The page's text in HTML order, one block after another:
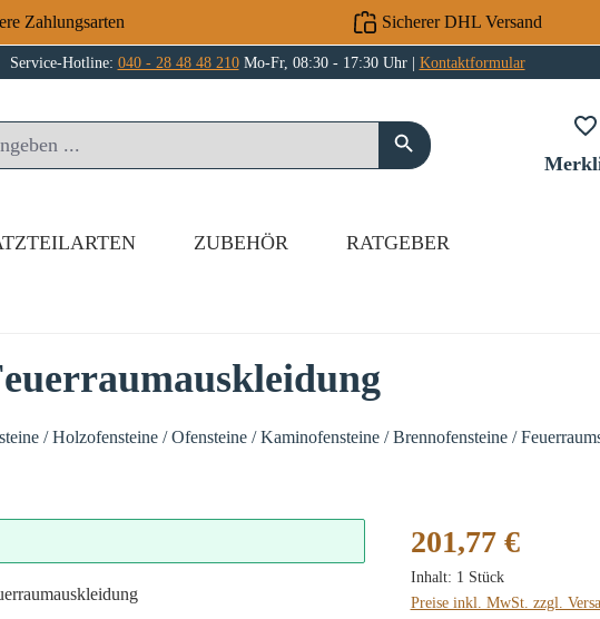
Zahlungsarten Sicherer DHL Versand
Service-Hotline: 040 - 28 48 48 210Mo-Fr, 08:30 - 17:30 Uhr | Kontaktformular
ZUBEHÖR RATGEBER
/ Holzofensteine / Ofensteine / Kaminofensteine / Brennofensteine /
Regulärer Preis:
201,77 €
Inhalt: 1 Stück
Preise inkl. MwSt. zzgl.